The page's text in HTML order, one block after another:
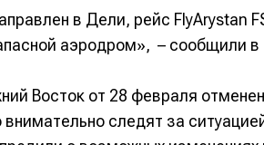
в Дели, рейс FlyArystan
аэродром», – сообщили в
Восток от 28 февраля
следят за